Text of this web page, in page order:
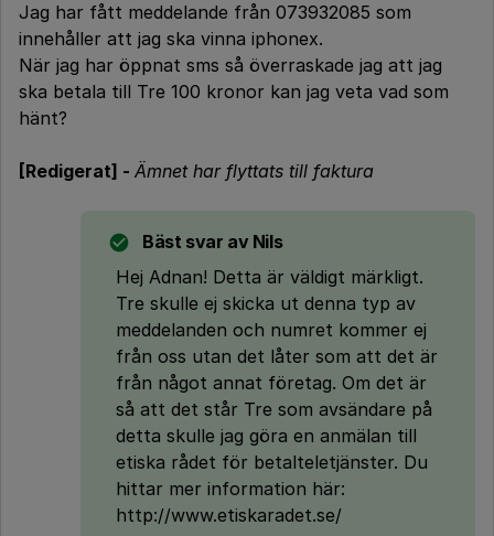
Jag har fått meddelande från 073932085 som
innehåller att jag ska vinna iphonex.
När jag har öppnat sms så överraskade jag att jag
ska betala till Tre 100 kronor kan jag veta vad som
hänt?
[Redigerat] - Ämnet har flyttats till faktura
Bäst svar av Nils
Hej Adnan! Detta är väldigt märkligt.
Tre skulle ej skicka ut denna typ av
meddelanden och numret kommer ej
från oss utan det låter som att det är
från något annat företag. Om det är
så att det står Tre som avsändare på
detta skulle jag göra en anmälan till
etiska rådet för betalteletjänster. Du
hittar mer information här:
http://www.etiskaradet.se/